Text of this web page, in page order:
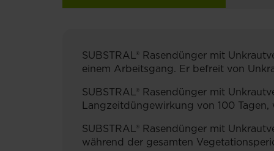
SUBSTRAL® Rasendünger mit
einem Arbeitsgang. Er befreit von
SUBSTRAL® Rasendünger mit
Langzeitdüngewirkung von 100
SUBSTRAL® Rasendünger mit
während der gesamten